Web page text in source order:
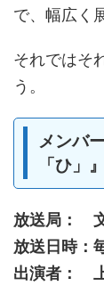
で、幅広く
それではそ
う。
メンバ
「ひ」』
放送局：
放送日時：
出演者：